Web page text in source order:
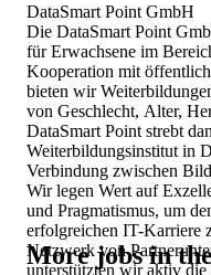
DataSmart Point GmbH
Die DataSmart Point
für Erwachsene im
Kooperation mit
bieten wir
von Geschlecht, Alter,
DataSmart Point strebt
Weiterbildungsinstitut in
Verbindung zwischen
Wir legen Wert auf
und Pragmatismus, um
erfolgreichen IT-Karriere
Netzwerk von
unterstützten wir aktiv die
More jobs in